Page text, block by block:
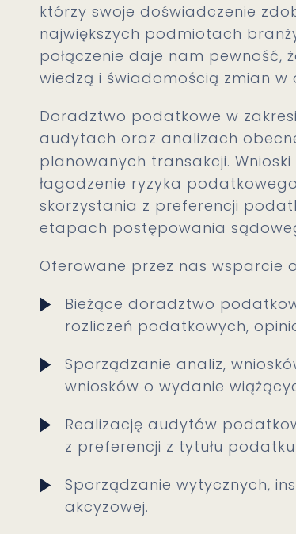
którzy swoje doświadczenie
największych podmiotach
połączenie daje nam pewność,
wiedzą i świadomością zmian
Doradztwo podatkowe w
audytach oraz analizach
planowanych transakcji.
łagodzenie ryzyka
skorzystania z preferencji
etapach postępowania
Oferowane przez nas wsparcie
Bieżące doradztwo
rozliczeń podatkowych,
Sporządzanie analiz,
wniosków o wydanie
Realizację audytów
z preferencji z tytułu
Sporządzanie wytycznych,
akcyzowej.